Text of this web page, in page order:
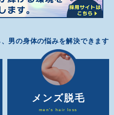
男の身体の悩みを解決できます
メンズ脱毛
men's hair loss